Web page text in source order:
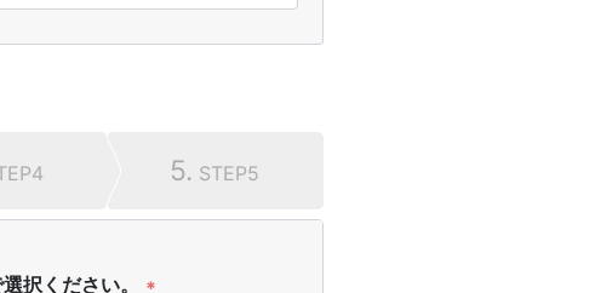
5. STEP5
択ください。
*